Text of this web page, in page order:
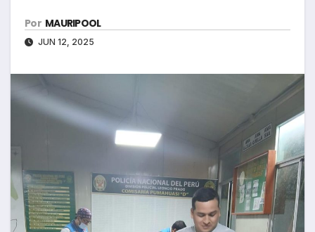
Por MAURIPOOL
JUN 12, 2025